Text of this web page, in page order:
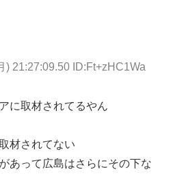
) 21:27:09.50 ID:Ft+zHC1Wa
に取材されてるやん
材されてない
あって広島はさらにその下な